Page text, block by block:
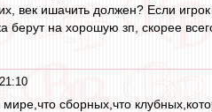
век ишачить должен? Если
берут на хорошую зп, скорее
сборных,что